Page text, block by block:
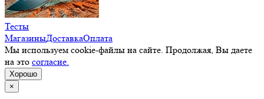
Тесты
МагазиныДоставкаОплата
Мы используем cookie-файлы на сайте. Продолжая, Вы даете
на это согласие.
Хорошо
×